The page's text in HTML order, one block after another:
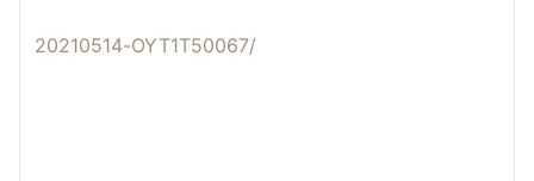
20210514-OYT1T50067/